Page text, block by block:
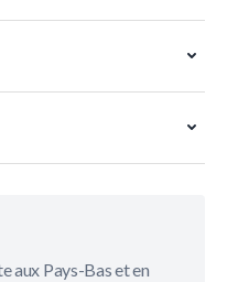
aux Pays-Bas et en